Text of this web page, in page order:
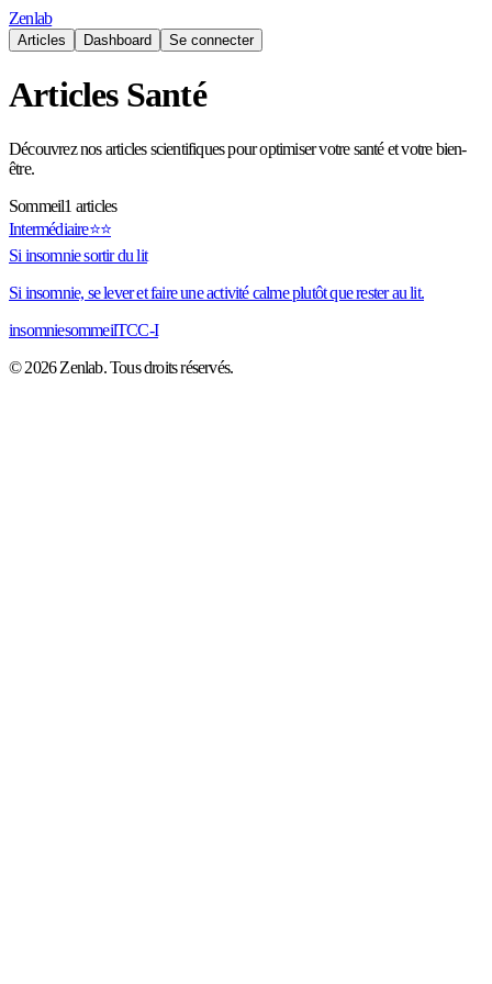
Zenlab
Articles Dashboard Se connecter
Articles Santé
Découvrez nos articles scientifiques pour optimiser votre santé et votre bien-
être.
Sommeil1 articles
Intermédiaire⭐⭐
Si insomnie sortir du lit
Si insomnie, se lever et faire une activité calme plutôt que rester au lit.
insomniesommeilTCC-I
©2026Zenlab.Tous droits réservés.